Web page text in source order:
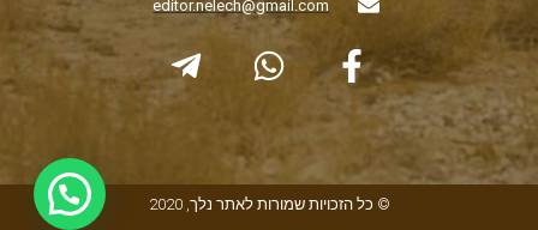
editor.nelech@gmail.com
© כל הזכויות שמורות לאתר נלך, 2020